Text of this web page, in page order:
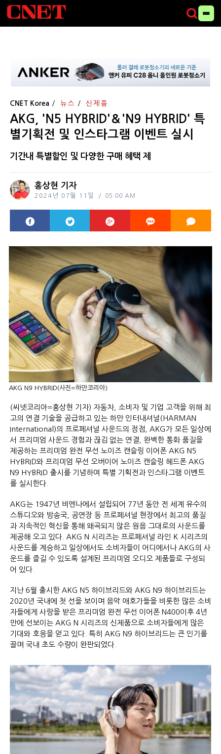
CNET Korea 뉴스 신제품
AKG, 'N5 HYBRID'＆'N9 HYBRID' 특
별기획전 및 인스타그램 이벤트 실시
기간내 특별할인 및 다양한 구매 혜택 제
홍상현 기자
2024년 07월 11일 05:00 AM
AKG N9 HYBRID(사진=하만코리아)
(씨넷코리아=홍상현 기자) 자동차, 소비자 및 기업 고객을 위해 최
고의 연결 기술을 공급하고 있는 하만 인터내셔널(HARMAN
International)의 프로페셔널 사운드의 정점, AKG가 모든 일상에
서 프리미엄 사운드 경험과 끊김 없는 연결, 완벽한 통화 품질을
제공하는 프리미엄 완전 무선 노이즈 캔슬링 이어폰 AKG N5
HYBRID와 프리미엄 무선 오버이어 노이즈 캔슬링 헤드폰 AKG
N9 HYBRID 출시를 기념하여 특별 기획전과 인스타그램 이벤트
를 실시한다.
AKG는 1947년 비엔나에서 설립되어 77년 동안 전 세계 유수의
스튜디오와 방송국, 공연장 등 프로페셔널 현장에서 최고의 품질
과 지속적인 혁신을 통해 왜곡되지 않은 원음 그대로의 사운드를
제공해 오고 있다. AKG N 시리즈는 프로페셔널 라인 K 시리즈의
사운드를 계승하고 일상에서도 소비자들이 어디에서나 AKG의 사
운드를 즐길 수 있도록 설계된 프리미엄 오디오 제품들로 구성되
어 있다.
지난 6월 출시한 AKG N5 하이브리드와 AKG N9 하이브리드는
2020년 국내에 첫 선을 보이며 음악 애호가들을 비롯한 많은 소비
자들에게 사랑을 받은 프리미엄 완전 무선 이어폰 N400이후 4년
만에 선보이는 AKG N 시리즈의 신제품으로 소비자들에게 많은
기대와 호응을 얻고 있다. 특히 AKG N9 하이브리드는 큰 인기를
끌며 국내 초도 수량이 완판되었다.